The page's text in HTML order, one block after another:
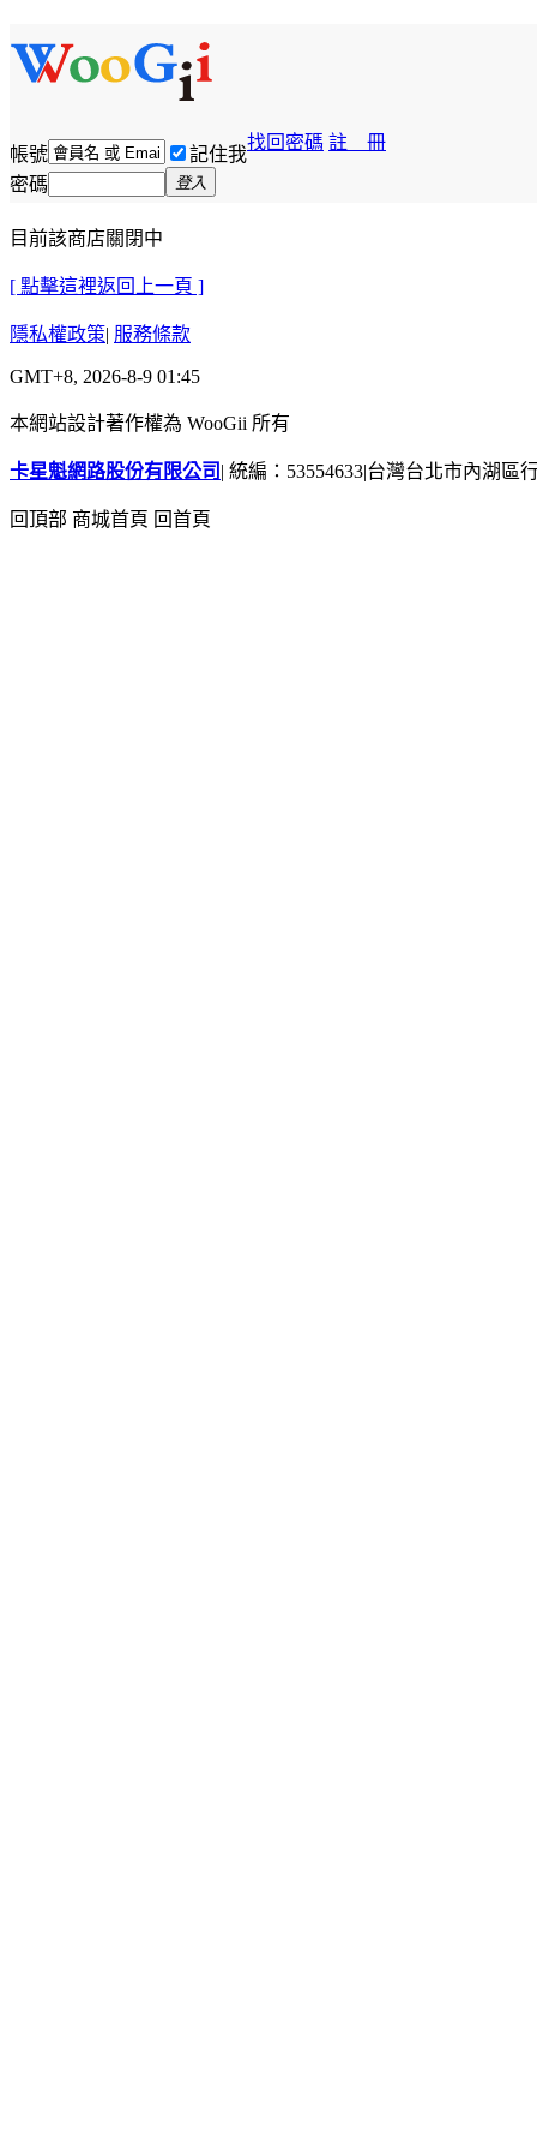
帳號 記住我
找回密碼 註 冊
密碼 登入
目前該商店關閉中
[ 點擊這裡返回上一頁 ]
隱私權政策| 服務條款
GMT+8, 2026-8-9 01:45
本網站設計著作權為 WooGii 所有
卡星魁網路股份有限公司 | 統編：53554633|台灣台北市內湖區
回頂部 商城首頁 回首頁